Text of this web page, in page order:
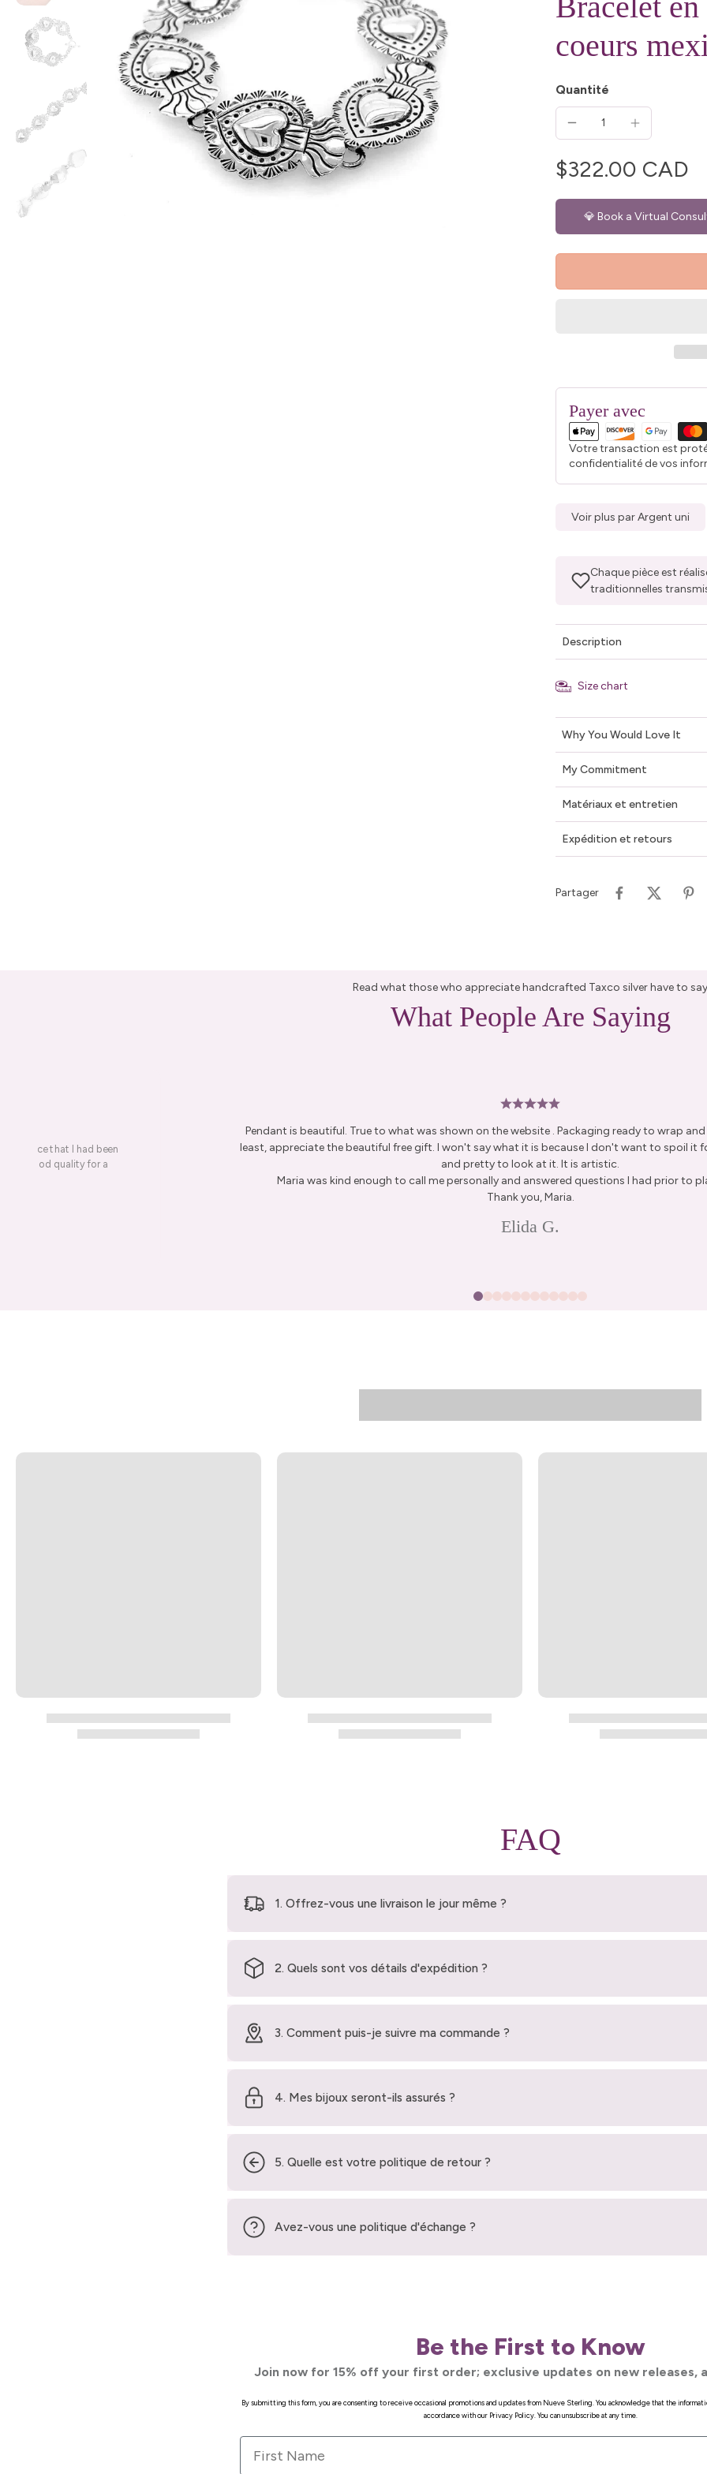
coeurs
Quantité
$322.00 CAD
💎 Book a Virtual
Payer avec
Votre transaction est
confidentialité de vos
Voir plus par Argent uni
Chaque pièce est
traditionnelles
Description
Size chart
Why You Would Love It
My Commitment
Matériaux et entretien
Expédition et retours
Partager
Read what those who appreciate handcrafted Taxco silver have to say
What People Are Saying
a piece that I had been
is good quality for a
Pendant is beautiful. True to what was shown on the website . Packaging ready to wrap
least, appreciate the beautiful free gift. I won't say what it is because I don't want to spoil it
and pretty to look at it. It is artistic.
Maria was kind enough to call me personally and answered questions I had prior to
Thank you, Maria.
Elida G.
FAQ
1. Offrez-vous une livraison le jour même ?
2. Quels sont vos détails d'expédition ?
3. Comment puis-je suivre ma commande ?
4. Mes bijoux seront-ils assurés ?
5. Quelle est votre politique de retour ?
Avez-vous une politique d'échange ?
Be the First to Know
Join now for 15% off your first order; exclusive updates on new releases,
By submitting this form, you are consenting to receive occasional promotions and updates from Nueve Sterling. You acknowledge that the
accordance with our Privacy Policy. You can unsubscribe at any time.
First Name